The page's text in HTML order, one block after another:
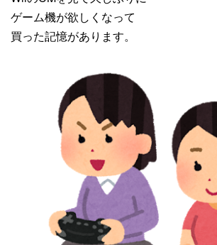
ゲーム機が欲しくなって
買った記憶があります。